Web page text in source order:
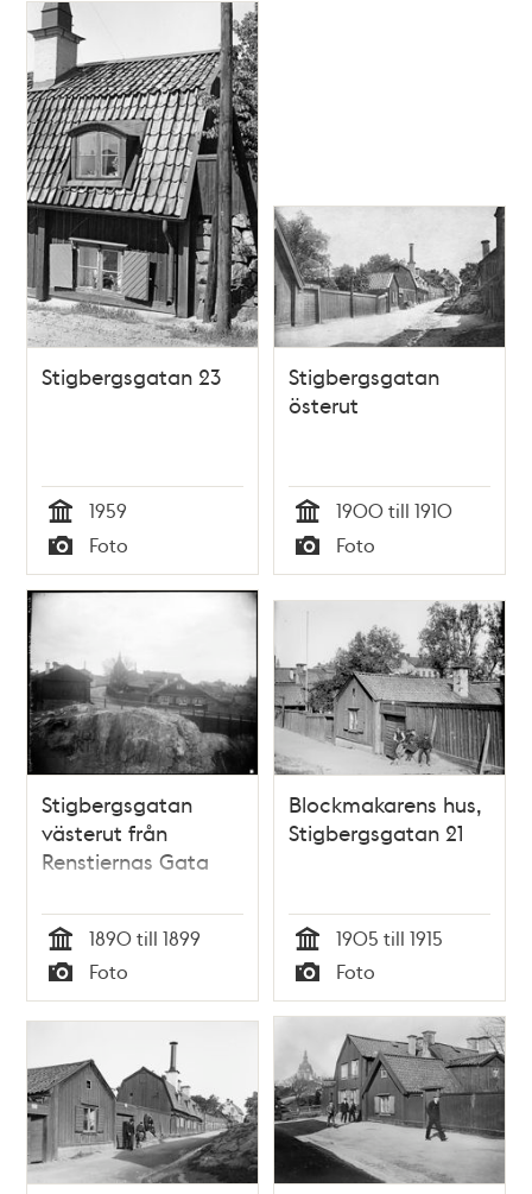
Stigbergsgatan 23
Tid
1959
Typ
Foto
Stigbergsgatan
österut
Tid
1900 till 1910
Typ
Foto
Stigbergsgatan
västerut från
Renstiernas Gata
Tid
1890 till 1899
Typ
Foto
Blockmakarens hus,
Stigbergsgatan 21
Tid
1905 till 1915
Typ
Foto